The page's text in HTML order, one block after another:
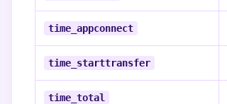
time_appconnect
time_starttransfer
time_total